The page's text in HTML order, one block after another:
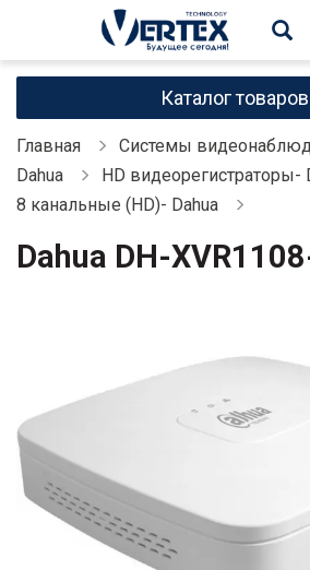
Каталог товаров
Главная
Системы
Dahua
HD видеорегистраторы-
8 канальные (HD)- Dahua
Dahua DH-